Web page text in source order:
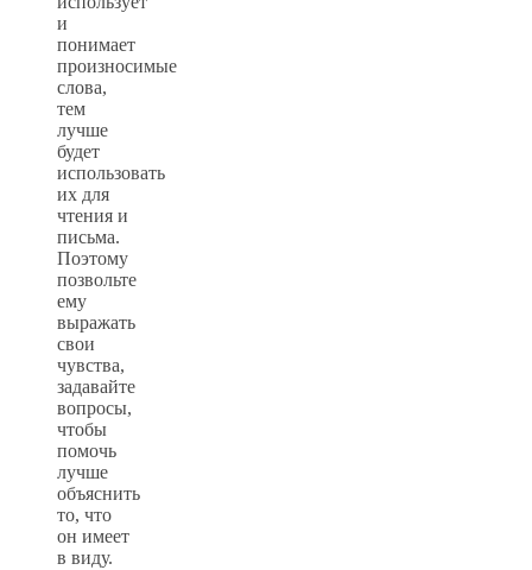
и
понимает
произносимые
слова,
тем
лучше
будет
использовать
их для
чтения и
письма.
Поэтому
позвольте
ему
выражать
свои
чувства,
задавайте
вопросы,
чтобы
помочь
лучше
объяснить
то, что
он имеет
в виду.